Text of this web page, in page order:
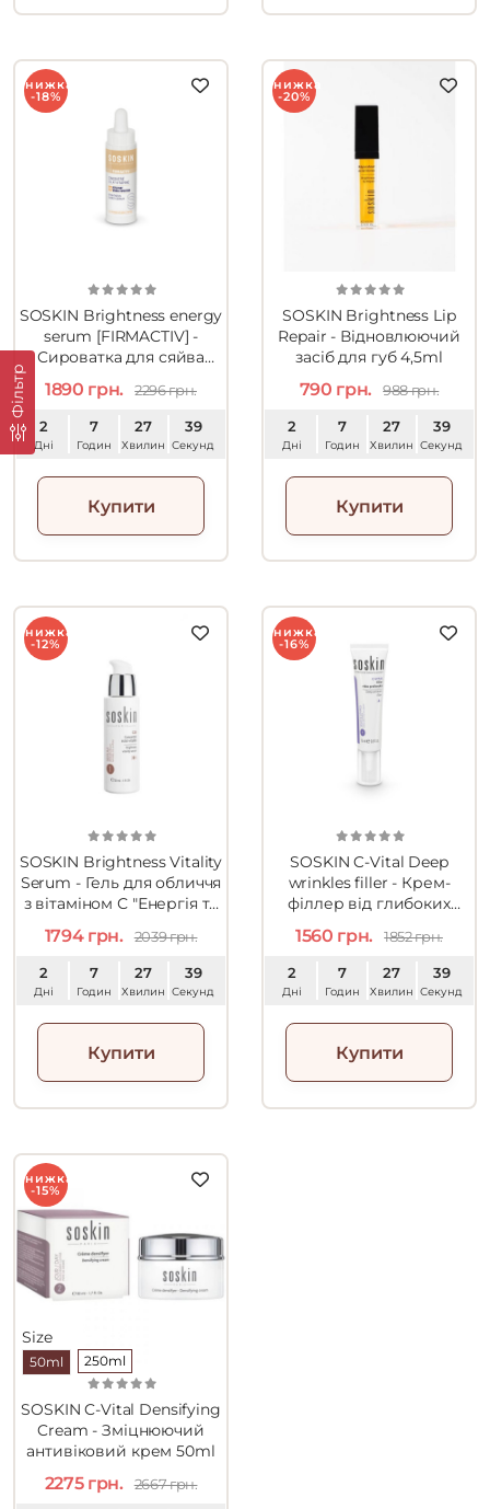
Фільтр
SOSKIN Brightness energy
serum [FIRMACTIV] -
Сироватка для сяйва
шкіри 30ml
Знижка
-18%
1890 грн. 2296 грн.
2
Дні
7
Годин
27
Хвилин
38
Секунд
Купити
SOSKIN Brightness Lip
Repair - Відновлюючий
засіб для губ 4,5ml
Знижка
-20%
790 грн. 988 грн.
2
Дні
7
Годин
27
Хвилин
38
Секунд
Купити
SOSKIN Brightness Vitality
Serum - Гель для обличчя
з вітаміном С "Енергія та
сяйво" 30ml
Знижка
-12%
1794 грн. 2039 грн.
2
Дні
7
Годин
27
Хвилин
38
Секунд
Купити
SOSKIN C-Vital Deep
wrinkles filler - Крем-
філлер від глибоких
зморшок 15ml
Знижка
-16%
1560 грн. 1852 грн.
2
Дні
7
Годин
27
Хвилин
38
Секунд
Купити
Size
50ml 250ml
SOSKIN C-Vital Densifying
Cream - Зміцнюючий
антивіковий крем 50ml
Знижка
-15%
2275 грн. 2667 грн.